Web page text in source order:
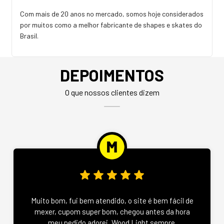
Com mais de 20 anos no mercado, somos hoje considerados
por muitos como a melhor fabricante de shapes e skates do
Brasil.
DEPOIMENTOS
O que nossos clientes dizem
Muito bom, fui bem atendido, o site é bem fácil de
mexer, cupom super bom, chegou antes da hora